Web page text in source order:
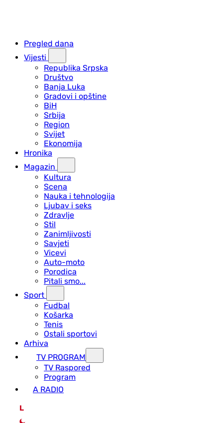
Pregled dana
Vijesti
Republika Srpska
Društvo
Banja Luka
Gradovi i opštine
BiH
Srbija
Region
Svijet
Ekonomija
Hronika
Magazin
Kultura
Scena
Nauka i tehnologija
Ljubav i seks
Zdravlje
Stil
Zanimljivosti
Savjeti
Vicevi
Auto-moto
Porodica
Pitali smo...
Sport
Fudbal
Košarka
Tenis
Ostali sportovi
Arhiva
TV PROGRAM
ТV Raspored
Program
A RADIO
L